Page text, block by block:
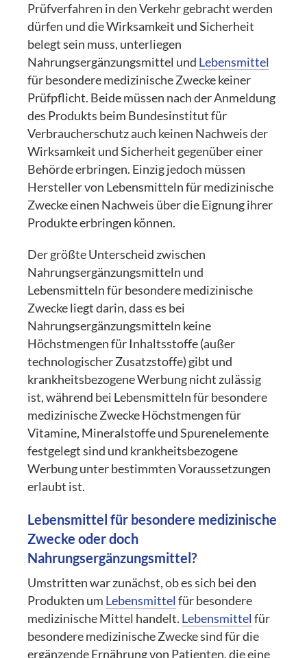
Prüfverfahren in den Verkehr gebracht werden
dürfen und die Wirksamkeit und Sicherheit
belegt sein muss, unterliegen
Nahrungsergänzungsmittel und Lebensmittel
für besondere medizinische Zwecke keiner
Prüfpflicht. Beide müssen nach der Anmeldung
des Produkts beim Bundesinstitut für
Verbraucherschutz auch keinen Nachweis der
Wirksamkeit und Sicherheit gegenüber einer
Behörde erbringen. Einzig jedoch müssen
Hersteller von Lebensmitteln für medizinische
Zwecke einen Nachweis über die Eignung ihrer
Produkte erbringen können.
Der größte Unterscheid zwischen
Nahrungsergänzungsmitteln und
Lebensmitteln für besondere medizinische
Zwecke liegt darin, dass es bei
Nahrungsergänzungsmitteln keine
Höchstmengen für Inhaltsstoffe (außer
technologischer Zusatzstoffe) gibt und
krankheitsbezogene Werbung nicht zulässig
ist, während bei Lebensmitteln für besondere
medizinische Zwecke Höchstmengen für
Vitamine, Mineralstoffe und Spurenelemente
festgelegt sind und krankheitsbezogene
Werbung unter bestimmten Voraussetzungen
erlaubt ist.
Lebensmittel für besondere medizinische
Zwecke oder doch
Nahrungsergänzungsmittel?
Umstritten war zunächst, ob es sich bei den
Produkten um Lebensmittel für besondere
medizinische Mittel handelt. Lebensmittel für
besondere medizinische Zwecke sind für die
ergänzende Ernährung von Patienten, die eine